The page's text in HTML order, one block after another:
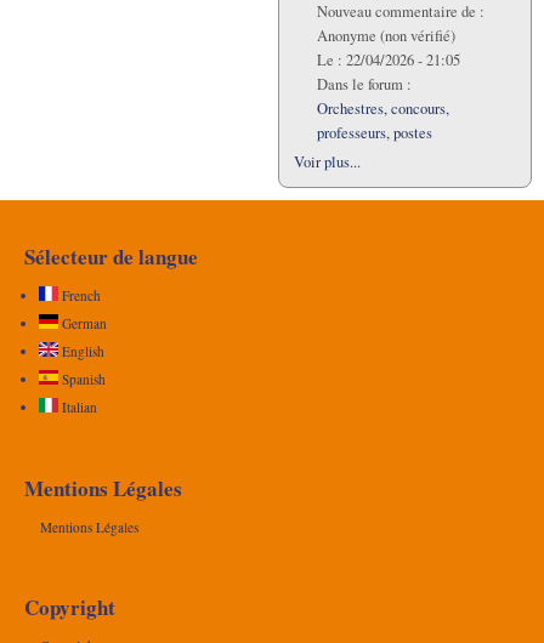
Nouveau commentaire de :
Anonyme (non vérifié)
Le : 22/04/2026 - 21:05
Dans le forum :
Orchestres, concours,
professeurs, postes
Voir plus...
Sélecteur de langue
French
German
English
Spanish
Italian
Mentions Légales
Mentions Légales
Copyright